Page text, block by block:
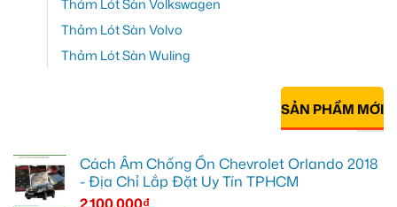
Thảm Lót Sàn Volvo
Thảm Lót Sàn Wuling
SẢN PHẨM MỚI
Cách Âm Chống Ồn Chevrolet Orlando 2018
- Địa Chỉ Lắp Đặt Uy Tín TPHCM